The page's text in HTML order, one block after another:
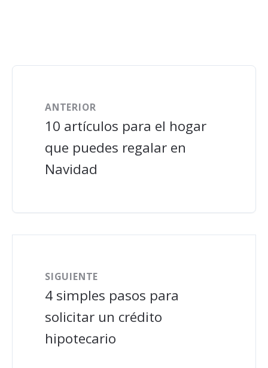
ANTERIOR
10 artículos para el hogar
que puedes regalar en
Navidad
SIGUIENTE
4 simples pasos para
solicitar un crédito
hipotecario